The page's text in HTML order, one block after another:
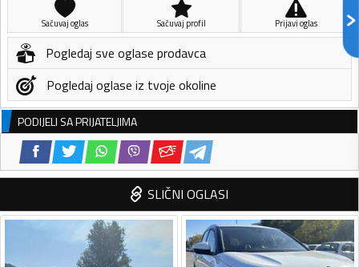
Sačuvaj oglas Sačuvaj profil Prijavi oglas
Pogledaj sve oglase prodavca
Pogledaj oglase iz tvoje okoline
PODIJELI SA PRIJATELJIMA
SLIČNI OGLASI